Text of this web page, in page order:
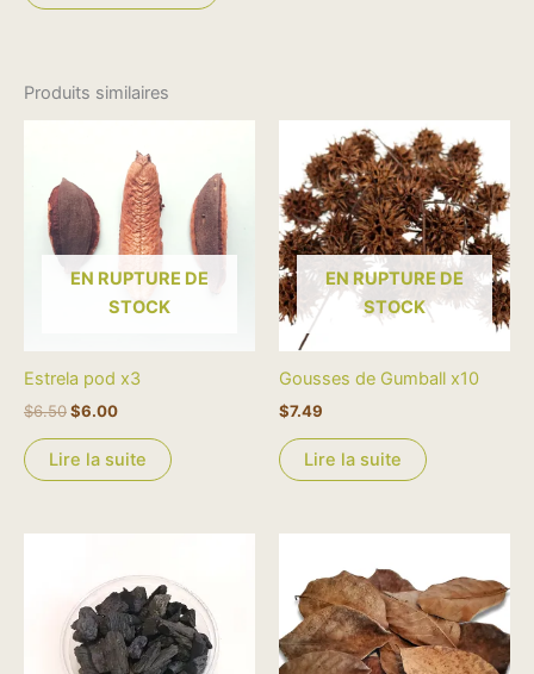
Produits similaires
EN RUPTURE DE
STOCK
Estrela pod x3
$6.50
était :
$6.50.
$6.00
prix
actuel
est :
$6.00.
Lire la suite
EN RUPTURE DE
STOCK
Gousses de Gumball x10
$7.49
Lire la suite
prix :
$3.50
à
$5.00
plusieurs
variations.
initial
était :
$6.99.
actuel
est :
$4.99.